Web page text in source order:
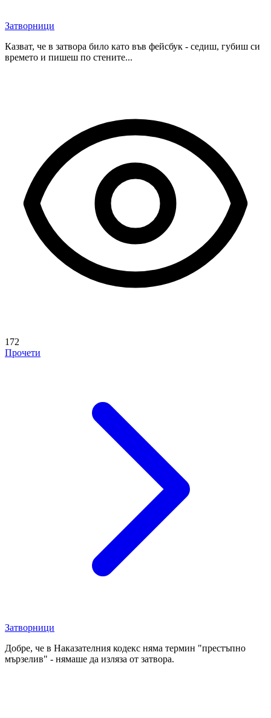
Затворници
Казват, че в затвора било като във фейсбук - седиш, губиш си
времето и пишеш по стените...
172
Прочети
Затворници
Добре, че в Наказателния кодекс няма термин "престъпно
мързелив" - нямаше да изляза от затвора.